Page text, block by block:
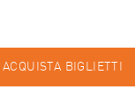
ACQUISTA BIGLIETTI